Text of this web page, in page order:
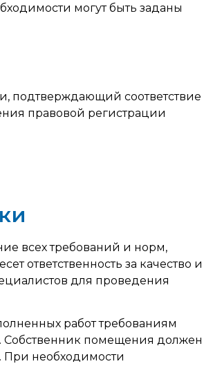
могут быть заданы
подтверждающий соответствие
правовой регистрации
всех требований и норм,
ответственность за качество и
для проведения
работ требованиям
Собственник помещения должен
При необходимости